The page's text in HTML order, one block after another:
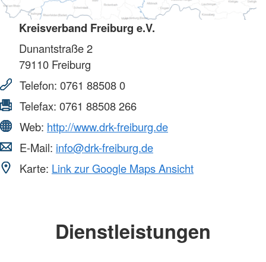
Kreisverband Freiburg e.V.
Dunantstraße 2
79110 Freiburg
Telefon: 0761 88508 0
Telefax: 0761 88508 266
Web: http://www.drk-freiburg.de
E-Mail: info@drk-freiburg.de
Karte: Link zur Google Maps Ansicht
Dienstleistungen